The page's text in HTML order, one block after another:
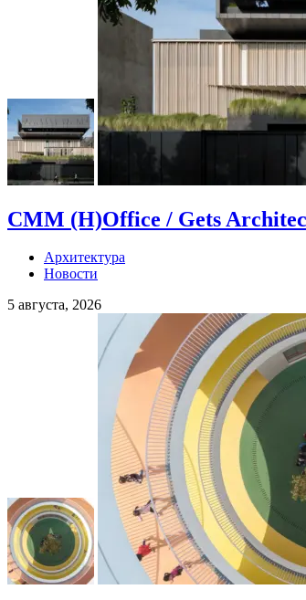
CMM (H)Office / Gets
Архитектура
Новости
5 августа, 2026